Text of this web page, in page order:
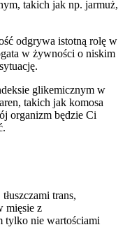
takich jak np. jarmuż,
odgrywa istotną rolę w
w żywności o niskim
glikemicznym w
takich jak komosa
organizm będzie Ci
trans,
mięsie z
tylko nie wartościami